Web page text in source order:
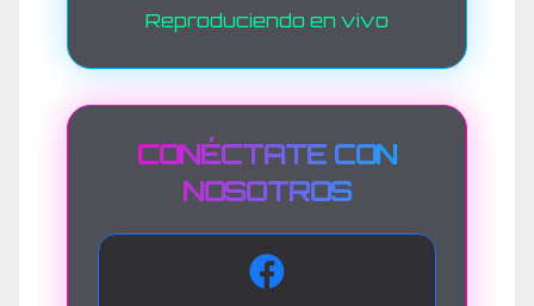
Reproduciendo en vivo
CONÉCTATE CON
NOSOTROS